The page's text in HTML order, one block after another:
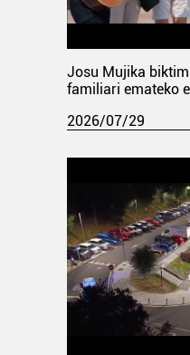
Josu Mujika
familiari emateko
2026/07/29